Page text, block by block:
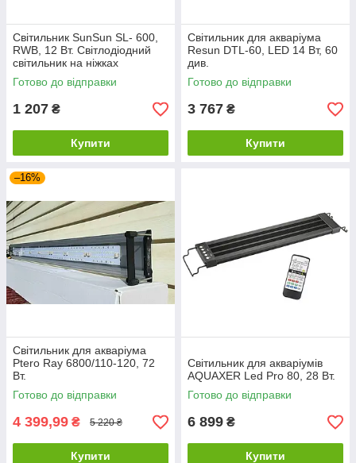
Світильник SunSun SL- 600,
RWB, 12 Вт. Світлодіодний
світильник на ніжках
Готово до відправки
1 207 ₴
Купити
Світильник для акваріума
Resun DTL-60, LED 14 Вт, 60
див.
Готово до відправки
3 767 ₴
Купити
–16%
Світильник для акваріума
Ptero Ray 6800/110-120, 72
Вт.
Готово до відправки
4 399,99 ₴ 5 220 ₴
Купити
Світильник для акваріумів
AQUAXER Led Pro 80, 28 Вт.
Готово до відправки
6 899 ₴
Купити